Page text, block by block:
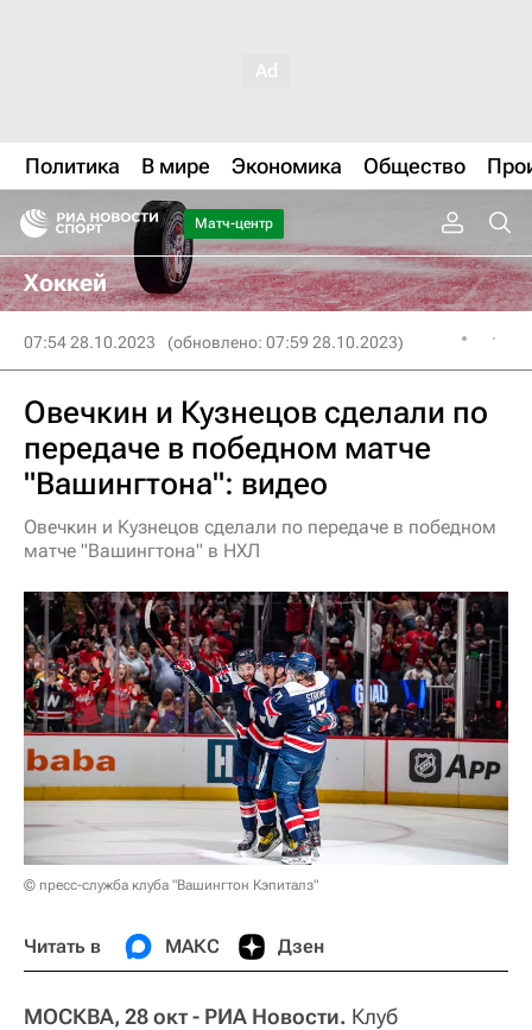
Политика В мире Экономика Общество
Матч-центр
Хоккей
07:54 28.10.2023 (обновлено: 07:59 28.10.2023)
Овечкин и Кузнецов сделали по
передаче в победном матче
"Вашингтона": видео
Овечкин и Кузнецов сделали по передаче в победном
матче "Вашингтона" в НХЛ
© пресс-служба клуба "Вашингтон Кэпиталз"
Читать в МАКС Дзен
МОСКВА, 28 окт - РИА Новости. Клуб